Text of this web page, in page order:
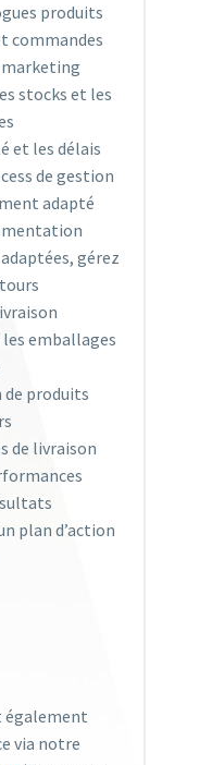
produits
commandes
stocks et les
et les délais
de gestion
adapté
gérez
emballages
produits
de livraison
plan d’action
via notre